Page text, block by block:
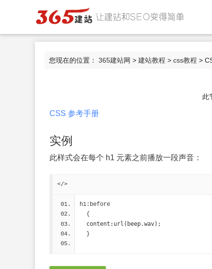
您现在的位置： 365建站网 > 建站教程 > css教程 >
此
CSS 参考手册
实例
此样式会在每个 h1 元素之前播放一段声音：
</>
h1:before
  {
content:url(beep.wav);
  }